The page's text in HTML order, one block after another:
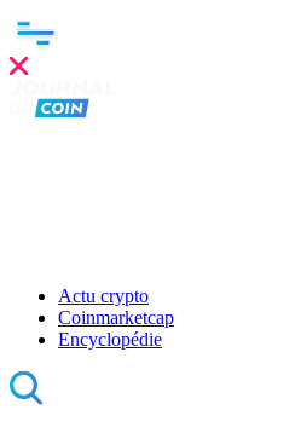
Actu crypto
Coinmarketcap
Encyclopédie